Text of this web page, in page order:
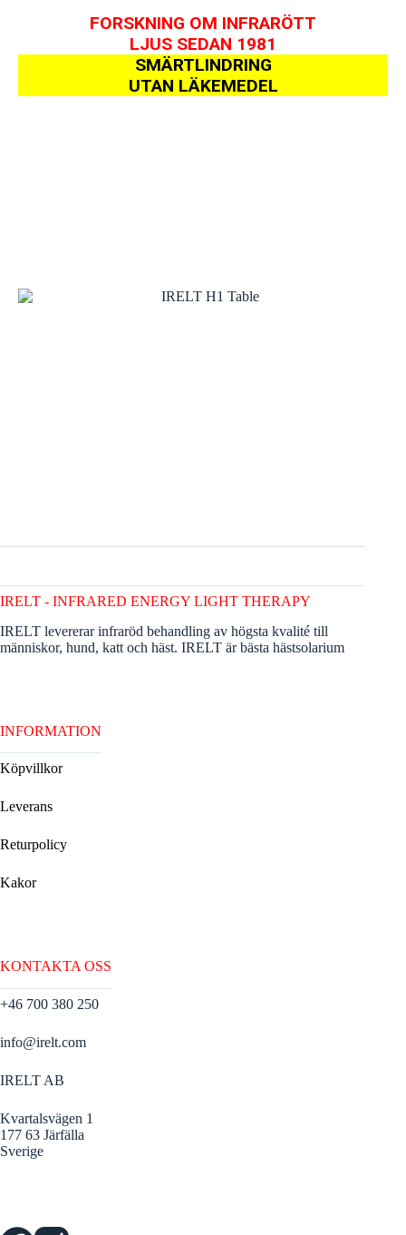
FORSKNING OM INFRARÖTT
LJUS SEDAN 1981
SMÄRTLINDRING
UTAN LÄKEMEDEL
IRELT - INFRARED ENERGY LIGHT THERAPY
IRELT levererar infraröd behandling av högsta kvalité till
människor, hund, katt och häst. IRELT är bästa hästsolarium
INFORMATION
Köpvillkor
Leverans
Returpolicy
Kakor
KONTAKTA OSS
+46 700 380 250
info@irelt.com
IRELT AB
Kvartalsvägen 1
177 63 Järfälla
Sverige